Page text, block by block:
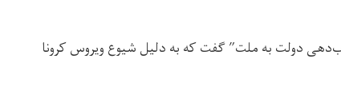
در برنامه‌ی “حساب‌دهی دولت به ملت” گفت که به دلیل شیوع ویروس کرونا